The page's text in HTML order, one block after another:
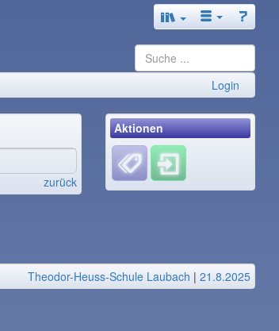
Login
zurück
Aktionen
Theodor-Heuss-Schule Laubach | 21.8.2025